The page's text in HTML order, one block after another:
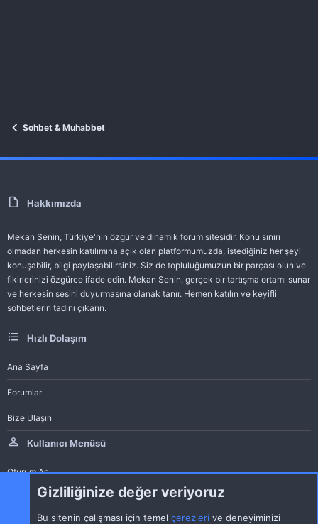
Sohbet & Muhabbet
Hakkımızda
Mekan Senin, Türkiye'nin özgür ve dinamik forum sitesidir. Konu sınırı
olmadan herkesin katılımına açık olan platformumuzda, istediğiniz her şeyi
konuşabilir, bilgi paylaşabilirsiniz. Siz de topluluğumuzun bir parçası olun ve
fikirlerinizi özgürce ifade edin. Mekan Senin, gerçek bir tartışma ortamı sunar
ve herkesin sesini duyurmasına olanak tanır. Hemen katılın ve keyifli
sohbetlerin tadını çıkarın.
Hızlı Dolaşım
Ana Sayfa
Forumlar
Bize Ulaşın
Kullanıcı Menüsü
Oturum Aç
Gizliliğinize değer veriyoruz
Bu sitenin çalışması için temel çerezleri ve deneyiminizi